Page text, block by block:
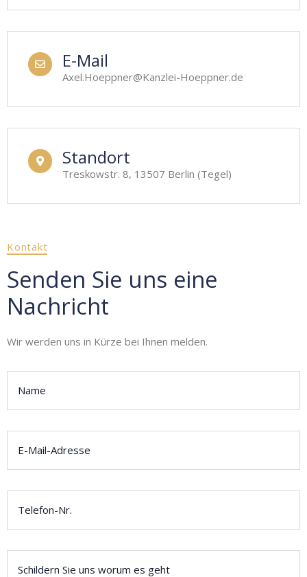
E-Mail
Axel.Hoeppner@Kanzlei-Hoeppner.de
Standort
Treskowstr. 8, 13507 Berlin (Tegel)
Kontakt
Senden Sie uns eine
Nachricht
Wir werden uns in Kürze bei Ihnen melden.